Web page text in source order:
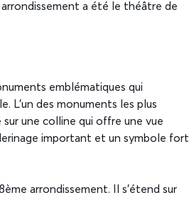
arrondissement a été le théâtre de
emblématiques qui
L’un des monuments les plus
une colline qui offre une vue
important et un symbole fort
arrondissement. Il s’étend sur